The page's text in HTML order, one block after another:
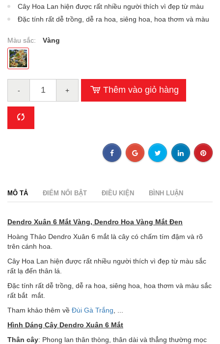
Cây Hoa Lan hiện được rất nhiều người thích vì đẹp từ màu
sắc rất lạ đến thân lá.
Đặc tính rất dễ trồng, dễ ra hoa, siêng hoa, hoa thơm và màu
Màu sắc:
Vàng
- + Thêm vào giỏ hàng
MÔ TẢ ĐIỂM NỔI BẬT ĐIỀU KIỆN BÌNH LUẬN
Dendro Xuân 6 Mắt Vàng, Dendro Hoa Vàng Mắt Đen
Hoàng Thảo Dendro Xuân 6 mắt là cây có chấm tím đậm và rõ
trên cánh hoa.
Cây Hoa Lan hiện được rất nhiều người thích vì đẹp từ màu sắc
rất lạ đến thân lá.
Đặc tính rất dễ trồng, dễ ra hoa, siêng hoa, hoa thơm và màu sắc
rất bắt mắt.
Tham khảo thêm về Đùi Gà Trắng
Hình Dáng Cây Dendro Xuân 6 Mắt
Thân cây: Phong lan thân thòng, thân dài và thẳng thường mọc